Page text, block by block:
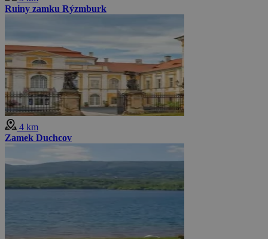
Ruiny zamku Rýzmburk
4 km
Zamek Duchcov